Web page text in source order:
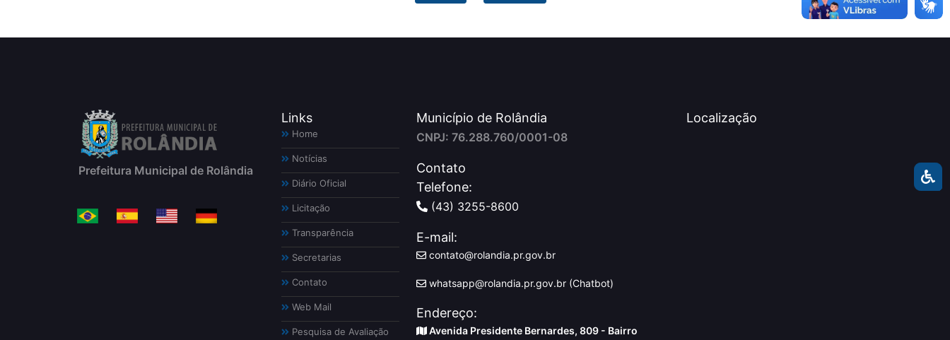
Prefeitura Municipal de Rolândia
Links
Home
Notícias
Diário Oficial
Licitação
Transparência
Secretarias
Contato
Web Mail
Pesquisa de Avaliação
Município de Rolândia
CNPJ: 76.288.760/0001-08
Contato
Telefone:
(43) 3255-8600
E-mail:
contato@rolandia.pr.gov.br
whatsapp@rolandia.pr.gov.br (Chatbot)
Endereço:
Avenida Presidente Bernardes, 809 - Bairro
Localização